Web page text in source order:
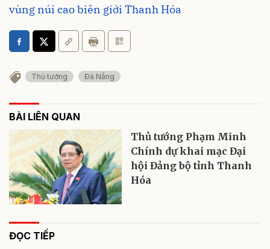
vùng núi cao biên giới Thanh Hóa
Thủ tướng Đà Nẵng
BÀI LIÊN QUAN
Thủ tướng Phạm Minh
Chính dự khai mạc Đại
hội Đảng bộ tỉnh Thanh
Hóa
ĐỌC TIẾP